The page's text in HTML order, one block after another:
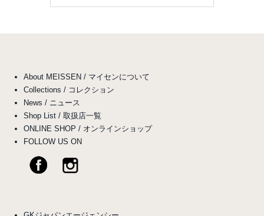
About MEISSEN / マイセンについて
Collections / コレクション
News / ニュース
Shop List / 取扱店一覧
ONLINE SHOP / オンラインショップ
FOLLOW US ON